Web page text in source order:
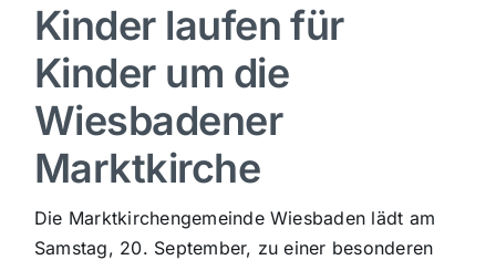
Politik
Wirtschaft
Sport
Kultur
Kinder laufen für
Kinder um die
Wiesbadener
Marktkirche
Die Marktkirchengemeinde Wiesbaden lädt am
Samstag, 20. September, zu einer besonderen